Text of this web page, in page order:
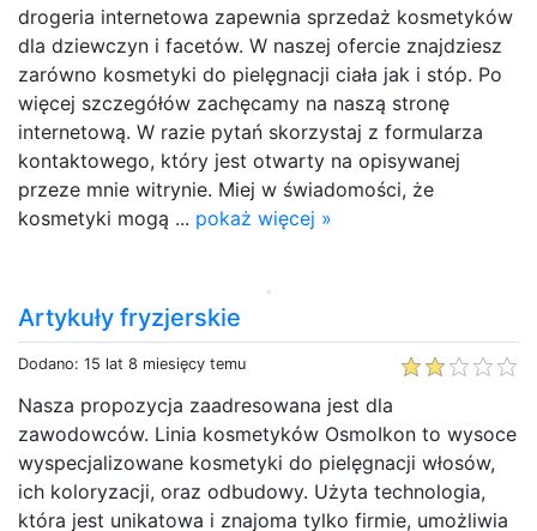
drogeria internetowa zapewnia sprzedaż kosmetyków
dla dziewczyn i facetów. W naszej ofercie znajdziesz
zarówno kosmetyki do pielęgnacji ciała jak i stóp. Po
więcej szczegółów zachęcamy na naszą stronę
internetową. W razie pytań skorzystaj z formularza
kontaktowego, który jest otwarty na opisywanej
przeze mnie witrynie. Miej w świadomości, że
kosmetyki mogą ... pokaż więcej »
Artykuły fryzjerskie
Dodano: 15 lat 8 miesięcy temu
Nasza propozycja zaadresowana jest dla
zawodowców. Linia kosmetyków OsmoIkon to wysoce
wyspecjalizowane kosmetyki do pielęgnacji włosów,
ich koloryzacji, oraz odbudowy. Użyta technologia,
która jest unikatowa i znajoma tylko firmie, umożliwia